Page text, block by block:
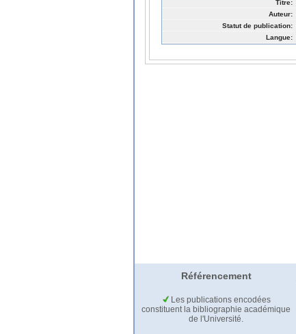
Titre:
Auteur:
Statut de publication:
Langue:
Référencement
Les publications encodées
constituent la bibliographie académique
de l'Université.